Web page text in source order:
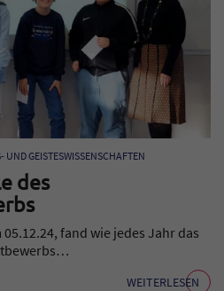
des
UND GEISTESWISSENSCHAFTEN
fand wie jedes Jahr das
WEITERLESEN